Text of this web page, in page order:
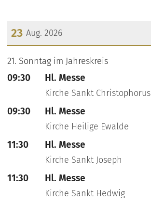
23 Aug. 2026
???msg.page.sr.date??? 23. August 2026
21. Sonntag im Jahreskreis
09:30 Hl. Messe
Kirche Sankt Christophorus
09:30 Hl. Messe
Kirche Heilige Ewalde
11:30 Hl. Messe
Kirche Sankt Joseph
11:30 Hl. Messe
Kirche Sankt Hedwig